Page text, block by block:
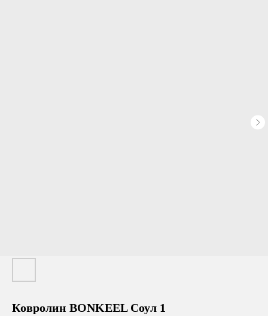
Ковролин BONKEEL Соул 1